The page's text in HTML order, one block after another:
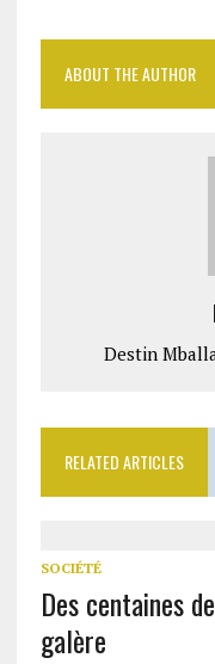
ABOUT THE AUTHOR
Destin
RELATED ARTICLES
SOCIÉTÉ
Des centaines
galère